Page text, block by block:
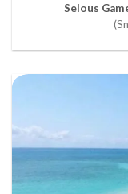
Selous